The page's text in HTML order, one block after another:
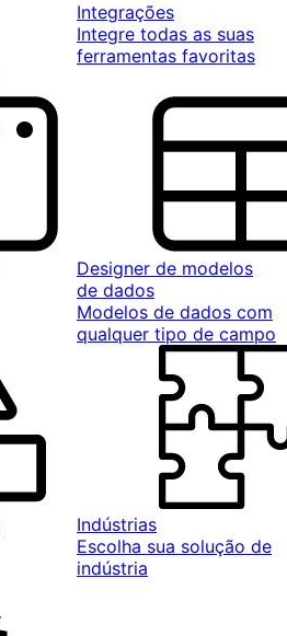
Integrações
Integre todas as suas
ferramentas favoritas
Designer de modelos
de dados
Modelos de dados com
qualquer tipo de campo
Indústrias
Escolha sua solução de
indústria